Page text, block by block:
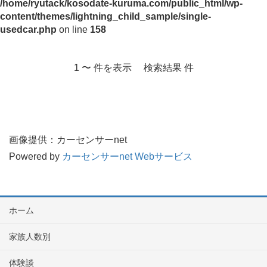
/home/ryutack/kosodate-kuruma.com/public_html/wp-
content/themes/lightning_child_sample/single-
usedcar.php on line 158
1 〜 件を表示 検索結果 件
画像提供：カーセンサーnet
Powered by カーセンサーnet Webサービス
ホーム
家族人数別
体験談